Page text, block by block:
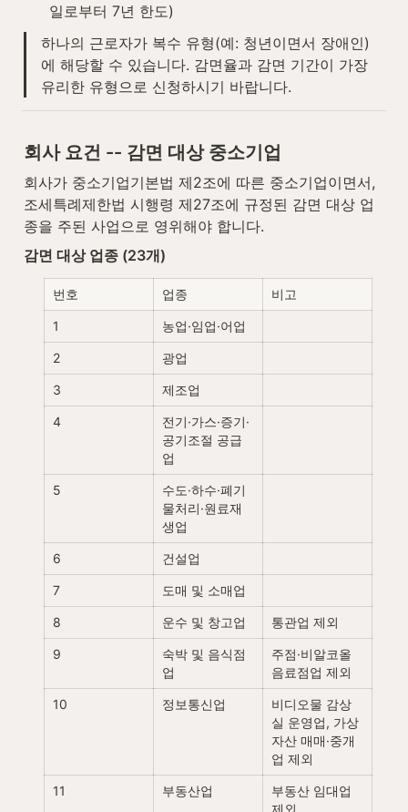
일로부터 7년 한도)
하나의 근로자가 복수 유형(예: 청년이면서 장애인)
에 해당할 수 있습니다. 감면율과 감면 기간이 가장
유리한 유형으로 신청하시기 바랍니다.
회사 요건 -- 감면 대상 중소기업
회사가 중소기업기본법 제2조에 따른 중소기업이면서,
조세특례제한법 시행령 제27조에 규정된 감면 대상 업
종을 주된 사업으로 영위해야 합니다.
감면 대상 업종 (23개)
번호 업종 비고
1 농업·임업·어업
2 광업
3 제조업
4
전기·가스·증기·
공기조절 공급
업
5
수도·하수·폐기
물처리·원료재
생업
6 건설업
7 도매 및 소매업
8 운수 및 창고업 통관업 제외
9
숙박 및 음식점
업
주점·비알코올
음료점업 제외
10 정보통신업
비디오물 감상
실 운영업, 가상
자산 매매·중개
업 제외
11 부동산업
부동산 임대업